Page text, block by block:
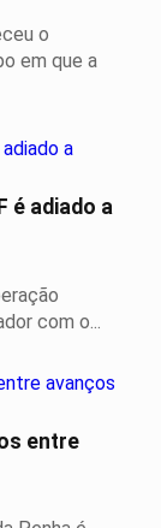
o
em que a
é adiado a
com o...
entre